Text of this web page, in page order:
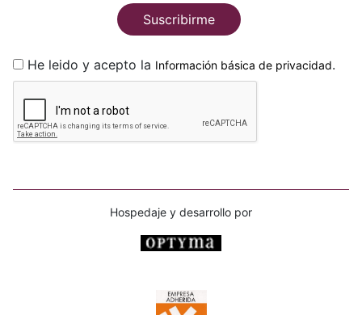
Suscribirme
He leido y acepto la Información básica de privacidad.
Hospedaje y desarrollo por